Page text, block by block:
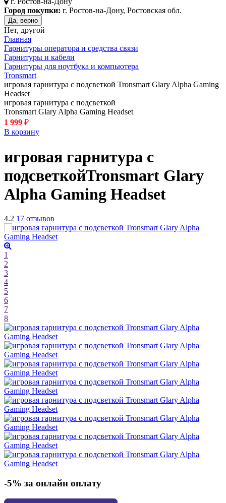
Город покупки: г. Ростов-на-Дону, Ростовская обл.
Да, верно
Нет, другой
Главная
Гарнитуры оператора и средства связи
Гарнитуры и кабели
Гарнитуры для ноутбука и компьютера
Tronsmart
игровая гарнитура с подсветкой Tronsmart Glary Alpha Gaming
Headset
игровая гарнитура с подсветкой
Tronsmart Glary Alpha Gaming Headset
1 999 ₽
В корзину
игровая гарнитура с
подсветкойTronsmart Glary
Alpha Gaming Headset
4.2 17 отзывов
1
2
3
4
5
6
7
8
-5% за онлайн оплату